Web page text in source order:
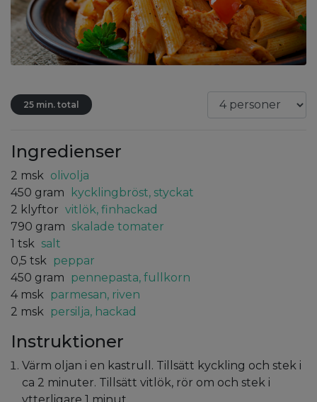
25 min. total
Ingredienser
2 msk olivolja
450 gram
kycklingbröst, styckat
2 klyftor vitlök, finhackad
790 gram skalade tomater
1 tsk salt
0,5 tsk peppar
450 gram pennepasta, fullkorn
4 msk parmesan, riven
2 msk persilja, hackad
Instruktioner
Värm oljan i en kastrull. Tillsätt kyckling och stek i
ca 2 minuter. Tillsätt vitlök, rör om och stek i